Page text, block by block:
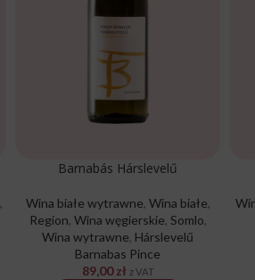
,
Barnabás Hárslevelű
Wina białe wytrawne, Wina białe,
Region, Wina węgierskie, Somlo,
Wina wytrawne, Hárslevelű
Barnabas Pince
89,00zł z VAT